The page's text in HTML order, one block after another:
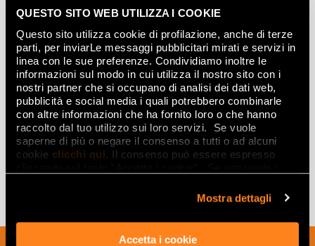
QUESTO SITO WEB UTILIZZA I COOKIE
Questo sito utilizza cookie di profilazione, anche di terze
parti, per inviarLe messaggi pubblicitari mirati e servizi in
linea con le sue preferenze. Condividiamo inoltre le
informazioni sul modo in cui utilizza il nostro sito con i
nostri partner che si occupano di analisi dei dati web,
pubblicità e social media i quali potrebbero combinarle
con altre informazioni che ha fornito loro o che hanno
raccolto dal tuo utilizzo sui loro servizi. Se vuole
saperne di più o negare il consenso a tutti o ad alcuni
cookie clicchi qui. Il consenso può essere espresso
Mostra dettagli
Accetta i cookie
Decorations
CANVAS STEEL INSERTO
25x75